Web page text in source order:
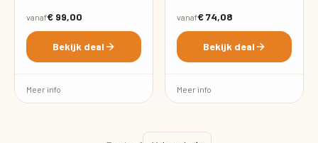
vanaf€ 99,00
Bekijk deal
Meer info
vanaf€ 74,08
Bekijk deal
Meer info